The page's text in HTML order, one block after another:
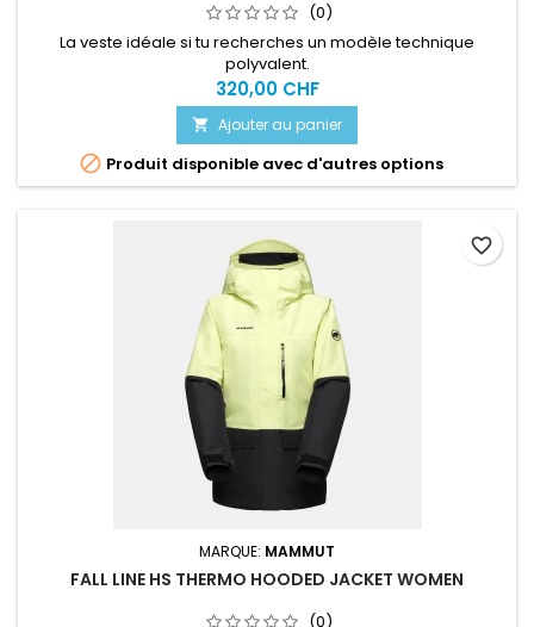
(0)
La veste idéale si tu recherches un modèle technique
polyvalent.
320,00 CHF
 Ajouter au panier
 Produit disponible avec d'autres options
MARQUE: MAMMUT
FALL LINE HS THERMO HOODED JACKET WOMEN
(0)
favorite_border